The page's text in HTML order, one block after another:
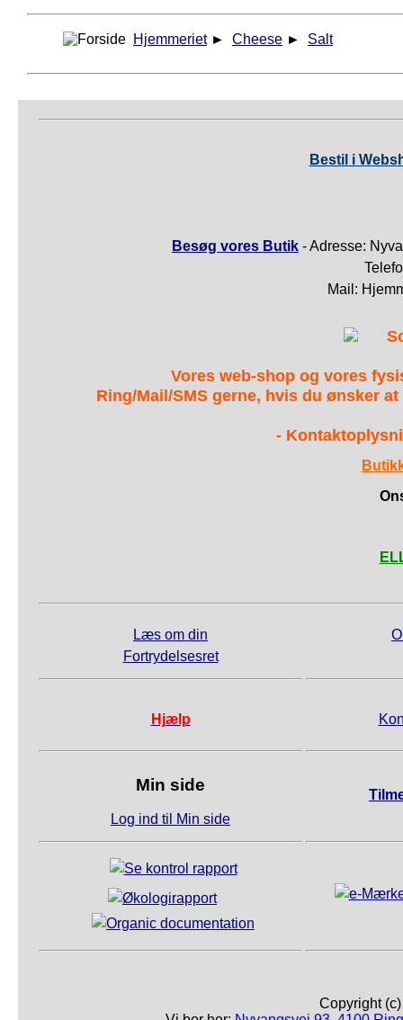
Hjemmeriet ► Cheese ► Salt
Bestil i
Besøg vores Butik - Adresse:
Mail:
Vores web-shop og vores
Ring/Mail/SMS gerne, hvis du ønsker
-
Læs om din
Fortrydelsesret
Hjælp
Min side
Log ind til Min side
Copyright